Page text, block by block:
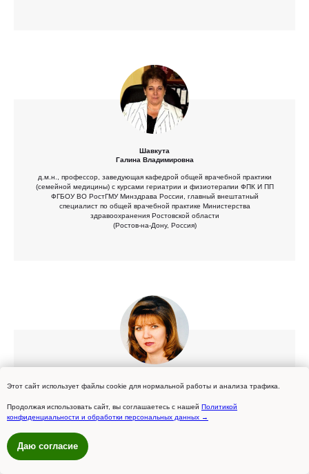
Шавкута
Галина Владимировна
д.м.н., профессор, заведующая кафедрой общей врачебной практики
(семейной медицины) с курсами гериатрии и физиотерапии ФПК И ПП
ФГБОУ ВО РостГМУ Минздрава России, главный внештатный
специалист по общей врачебной практике Министерства
здравоохранения Ростовской области
(Ростов-на-Дону, Россия)
Галина Николаевна
д.м.н., профессор, заведующий кафедрой поликлинической терапии,
общей врачебной практики и профилактической медицины ФГБОУ ВО
Разумовского Минздрава России, главный внештатный специалист по
общей врачебной практике (семейной медицине) Министерства
здравоохранения Саратовской области (Саратов, Россия)
Этот сайт использует файлы cookie для нормальной работы и анализа трафика.
Продолжая использовать сайт, вы соглашаетесь с нашей Политикой
конфиденциальности и обработки персональных данных →
Даю согласие